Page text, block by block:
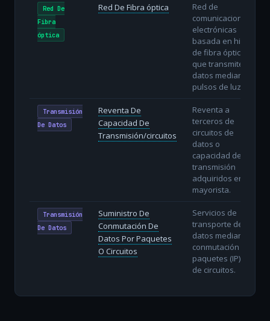
Red De
Fibra
óptica
Red De Fibra óptica
Red de
comunicaciones
electrónicas
basada en hilos
de fibra óptica
que transmiten
datos mediante
pulsos de luz.
Transmisión
De Datos
Reventa De
Capacidad De
Transmisión/circuitos
Reventa a
terceros de
circuitos de
datos o
capacidad de
transmisión
adquiridos en
mayorista.
Transmisión
De Datos
Suministro De
Conmutación De
Datos Por Paquetes
O Circuitos
Servicios de
transporte de
datos mediante
conmutación de
paquetes (IP) o
de circuitos.